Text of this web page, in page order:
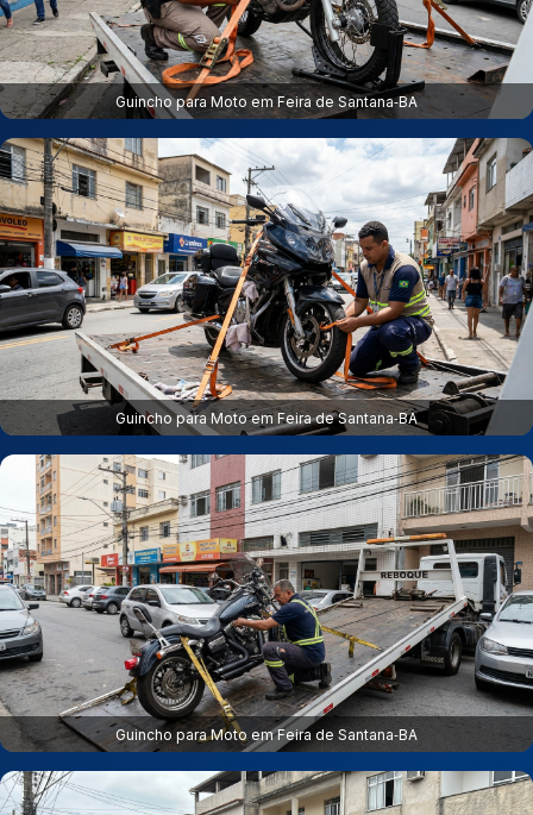
Guincho para Moto em Feira de Santana‑BA
Guincho para Moto em Feira de Santana‑BA
Guincho para Moto em Feira de Santana‑BA